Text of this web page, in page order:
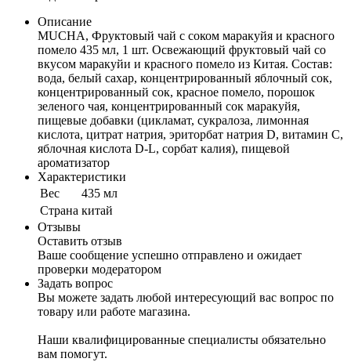
Описание
MUCHA, Фруктовый чай с соком маракуйя и красного
помело 435 мл, 1 шт. Освежающий фруктовый чай со
вкусом маракуйи и красного помело из Китая. Состав:
вода, белый сахар, концентрированный яблочный сок,
концентрированный сок, красное помело, порошок
зеленого чая, концентрированный сок маракуйя,
пищевые добавки (цикламат, сукралоза, лимонная
кислота, цитрат натрия, эриторбат натрия D, витамин С,
яблочная кислота D-L, сорбат калия), пищевой
ароматизатор
Характеристики
Вес
435 мл
Cтрана китай
Отзывы
Оставить отзыв
Ваше сообщение успешно отправлено и ожидает
проверки модератором
Задать вопрос
Вы можете задать любой интересующий вас вопрос по
товару или работе магазина.
Наши квалифицированные специалисты обязательно
вам помогут.